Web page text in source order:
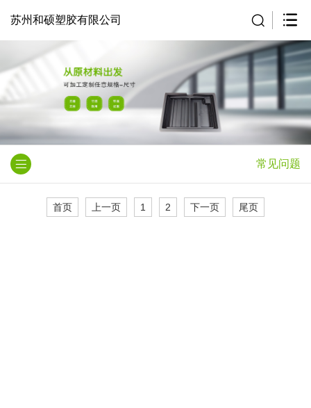
苏州和硕塑胶有限公司
常见问题
首页 上一页 1 2 下一页 尾页